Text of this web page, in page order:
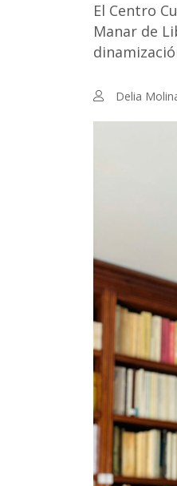
El Centro
Manar de
Delia